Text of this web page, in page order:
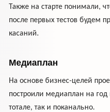
Также на старте понимали,
после первых тестов будем
касаний.
Медиаплан
На основе бизнес-целей
построили медиаплан на
тотале, так и поканально.